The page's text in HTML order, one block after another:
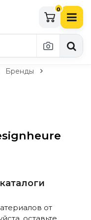
0
Бренды
от